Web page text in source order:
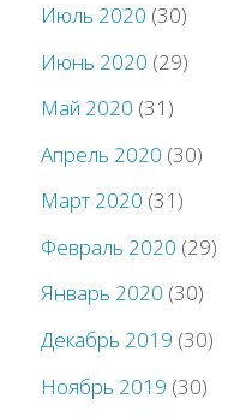
Июль 2020 (30)
Июнь 2020 (29)
Май 2020 (31)
Апрель 2020 (30)
Март 2020 (31)
Февраль 2020 (29)
Январь 2020 (30)
Декабрь 2019 (30)
Ноябрь 2019 (30)